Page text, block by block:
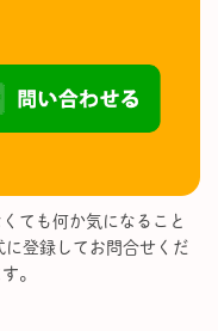
ても何か気になること
登録してお問合せくだ
。